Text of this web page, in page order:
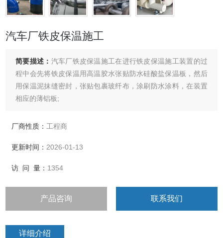
汽车厂铁皮保温施工
简要描述： 汽车厂铁皮保温施工在进行铁皮保温施工装置的过
程中会先将铁皮保温用高温胶水张贴防水硅酸盐保温板，然后
用保温泥抹缝密封，张贴包裹玻纤布，涂刷防水涂料，在装置
相应的薄铝板;
厂商性质： 工程商
更新时间： 2026-01-13
访 问 量： 1354
产品咨询 联系我们
详细介绍